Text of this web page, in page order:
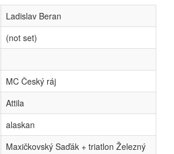
Ladislav Beran
(not set)
MC Český ráj
Attila
alaskan
Maxičkovský Saďák + triatlon Železný